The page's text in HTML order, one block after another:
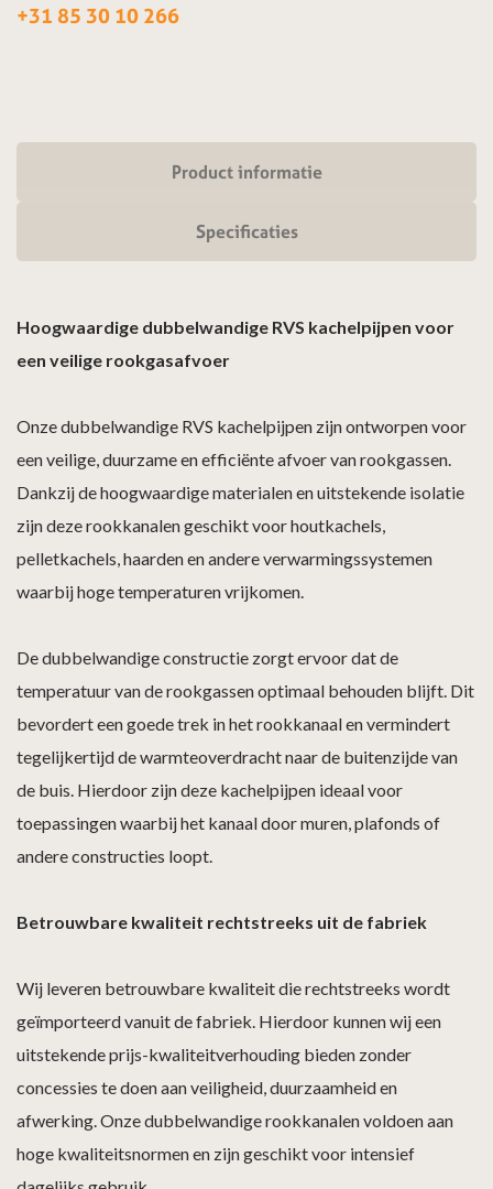
+31 85 30 10 266
Product informatie
Specificaties
Hoogwaardige dubbelwandige RVS kachelpijpen voor
een veilige rookgasafvoer
Onze dubbelwandige RVS kachelpijpen zijn ontworpen voor
een veilige, duurzame en efficiënte afvoer van rookgassen.
Dankzij de hoogwaardige materialen en uitstekende isolatie
zijn deze rookkanalen geschikt voor houtkachels,
pelletkachels, haarden en andere verwarmingssystemen
waarbij hoge temperaturen vrijkomen.
De dubbelwandige constructie zorgt ervoor dat de
temperatuur van de rookgassen optimaal behouden blijft. Dit
bevordert een goede trek in het rookkanaal en vermindert
tegelijkertijd de warmteoverdracht naar de buitenzijde van
de buis. Hierdoor zijn deze kachelpijpen ideaal voor
toepassingen waarbij het kanaal door muren, plafonds of
andere constructies loopt.
Betrouwbare kwaliteit rechtstreeks uit de fabriek
Wij leveren betrouwbare kwaliteit die rechtstreeks wordt
geïmporteerd vanuit de fabriek. Hierdoor kunnen wij een
uitstekende prijs-kwaliteitverhouding bieden zonder
concessies te doen aan veiligheid, duurzaamheid en
afwerking. Onze dubbelwandige rookkanalen voldoen aan
hoge kwaliteitsnormen en zijn geschikt voor intensief